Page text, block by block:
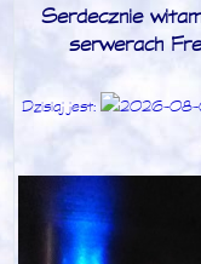
Serdecznie
serwerach
Dzisiaj jest: 2026-08-